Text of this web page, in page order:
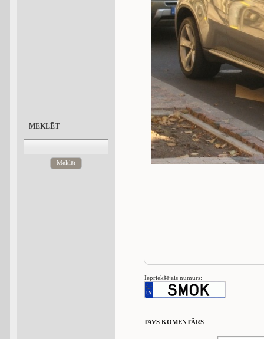
MEKLĒT
Meklēt
Iepriekšējais numurs:
TAVS KOMENTĀRS